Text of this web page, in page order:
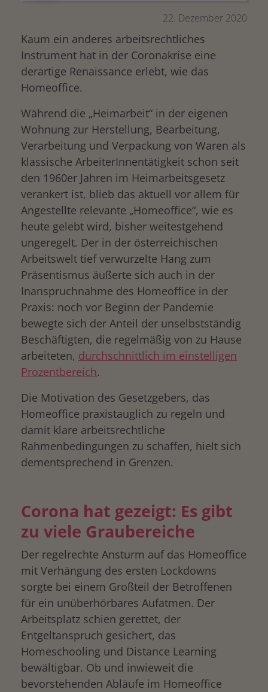
22. Dezember 2020
Kaum ein anderes arbeitsrechtliches
Instrument hat in der Coronakrise eine
derartige Renaissance erlebt, wie das
Homeoffice.
Während die „Heimarbeit“ in der eigenen
Wohnung zur Herstellung, Bearbeitung,
Verarbeitung und Verpackung von Waren als
klassische ArbeiterInnentätigkeit schon seit
den 1960er Jahren im Heimarbeitsgesetz
verankert ist, blieb das aktuell vor allem für
Angestellte relevante „Homeoffice“, wie es
heute gelebt wird, bisher weitestgehend
ungeregelt. Der in der österreichischen
Arbeitswelt tief verwurzelte Hang zum
Präsentismus äußerte sich auch in der
Inanspruchnahme des Homeoffice in der
Praxis: noch vor Beginn der Pandemie
bewegte sich der Anteil der unselbstständig
Beschäftigten, die regelmäßig von zu Hause
arbeiteten, durchschnittlich im einstelligen
Prozentbereich.
Die Motivation des Gesetzgebers, das
Homeoffice praxistauglich zu regeln und
damit klare arbeitsrechtliche
Rahmenbedingungen zu schaffen, hielt sich
dementsprechend in Grenzen.
Corona hat gezeigt: Es gibt
zu viele Graubereiche
Der regelrechte Ansturm auf das Homeoffice
mit Verhängung des ersten Lockdowns
sorgte bei einem Großteil der Betroffenen
für ein unüberhörbares Aufatmen. Der
Arbeitsplatz schien gerettet, der
Entgeltanspruch gesichert, das
Homeschooling und Distance Learning
bewältigbar. Ob und inwieweit die
bevorstehenden Abläufe im Homeoffice